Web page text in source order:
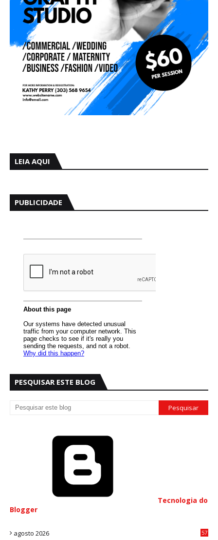
LEIA AQUI
PUBLICIDADE
PESQUISAR ESTE BLOG
Tecnologia do
Blogger
agosto 2026 57